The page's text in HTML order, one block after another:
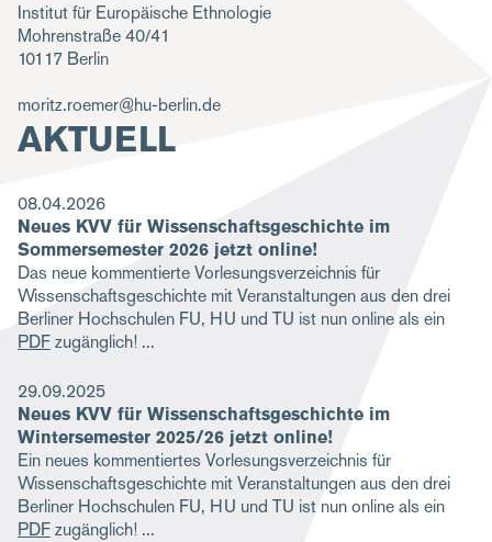
n
a
v
i
g
a
t
i
o
n
Institut für Europäische Ethnologie
Mohrenstraße 40/41
10117 Berlin
moritz.roemer@hu-berlin.de
AKTUELL
08.04.2026
Neues KVV für Wissenschaftsgeschichte im
Sommersemester 2026 jetzt online!
Das neue kommentierte Vorlesungsverzeichnis für
Wissenschaftsgeschichte mit Veranstaltungen aus den drei
Berliner Hochschulen FU, HU und TU ist nun online als ein
PDFzugänglich!
29.09.2025
Neues KVV für Wissenschaftsgeschichte im
Wintersemester 2025/26 jetzt online!
Ein neues kommentiertes Vorlesungsverzeichnis für
Wissenschaftsgeschichte mit Veranstaltungen aus den drei
Berliner Hochschulen FU, HU und TU ist nun online als ein
PDFzugänglich!